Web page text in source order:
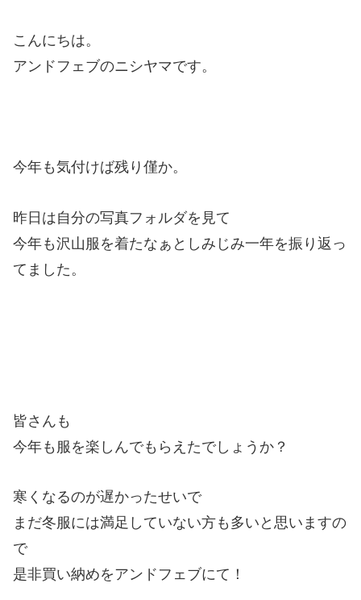
こんにちは。
アンドフェブのニシヤマです。
今年も気付けば残り僅か。
昨日は自分の写真フォルダを見て
今年も沢山服を着たなぁとしみじみ一年を振り返っ
てました。
皆さんも
今年も服を楽しんでもらえたでしょうか？
寒くなるのが遅かったせいで
まだ冬服には満足していない方も多いと思いますの
で
是非買い納めをアンドフェブにて！